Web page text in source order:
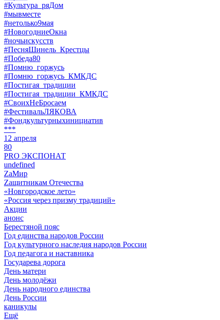
#Культура_ряДом
#мывместе
#нетолько9мая
#НовогодниеОкна
#ночьискусств
#ПесняШинель_Крестцы
#Победа80
#Помню_горжусь
#Помню_горжусь_КМКДС
#Постигая_традиции
#Постигая_традиции_КМКДС
#СвоихНеБросаем
#ФестивальЛЯКОВА
#Фондкультурныхинициатив
***
12 апреля
80
PRO ЭКСПОНАТ
undefined
ZaМир
Zащитникам Отечества
«Новгородское лето»
«Россия через призму традиций»
Акции
анонс
Берестяной пояс
Год единства народов России
Год культурного наследия народов России
Год педагога и наставника
Государева дорога
День матери
День молодёжи
День народного единства
День России
каникулы
Ещё